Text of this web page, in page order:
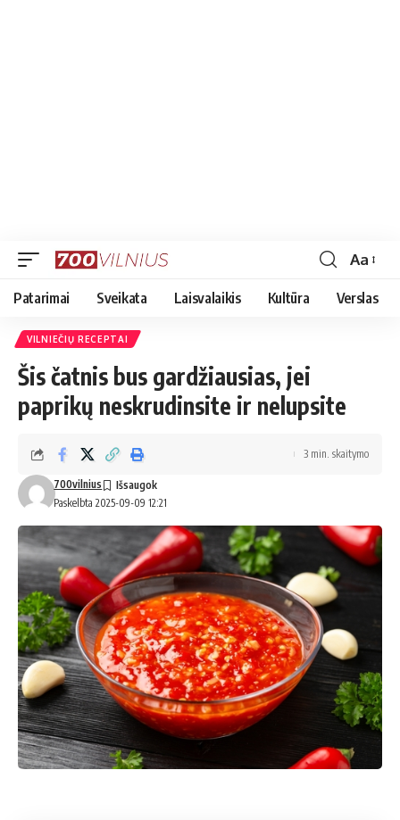
Font
Resizer
Aa
Patarimai Sveikata Laisvalaikis Kultūra Verslas
VILNIEČIŲ RECEPTAI
Šis čatnis bus gardžiausias, jei
paprikų neskrudinsite ir nelupsite
Paskelbta 2025-09-09 12:21
700vilnius
3 min. skaitymo